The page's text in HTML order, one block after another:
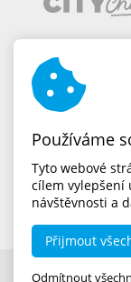
Používáme
Tyto webové
cílem vylepšení
návštěvnosti a
Přijmout
Odmítnout